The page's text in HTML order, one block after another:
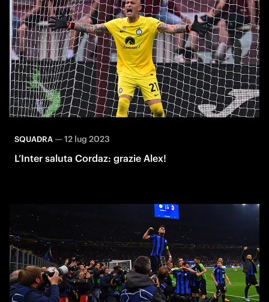
SQUADRA— 12 lug 2023
L’Inter saluta Cordaz: grazie Alex!